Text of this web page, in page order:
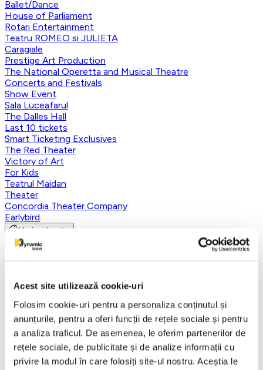
Acest site utilizează cookie-uri
Folosim cookie-uri pentru a personaliza conținutul și
anunțurile, pentru a oferi funcții de rețele sociale și pentru
a analiza traficul. De asemenea, le oferim partenerilor de
rețele sociale, de publicitate și de analize informații cu
privire la modul în care folosiți site-ul nostru. Aceștia le
Ballet/Dance
House of Parliament
Rotari Entertainment
Teatru ROMEO si JULIETA
Caragiale
Prestige Art Production
The National Operetta and Musical Theatre
Concerts and Festivals
Show Event
Sala Luceafarul
The Dalles Hall
Last 10 tickets
Smart Ticketing Exclusives
The Red Theater
Victory of Art
For Kids
Teatrul Maidan
Theater
Concordia Theater Company
Earlybird
Vezi mai multe
Vezi mai puțin
Categorii
Toate categoriile
FANTASY&DANCE ENTERTAINMENT
Nutcracker